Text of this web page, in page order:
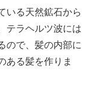
いる天然鉱石から
テラヘルツ波には
ので、髪の内部に
ある髪を作りま